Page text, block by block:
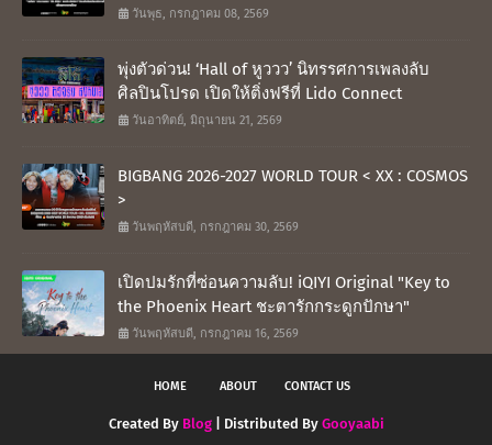
วันพุธ, กรกฎาคม 08, 2569
พุ่งตัวด่วน! ‘Hall of หูววว’ นิทรรศการเพลงลับ
ศิลปินโปรด เปิดให้ติ่งฟรีที่ Lido Connect
วันอาทิตย์, มิถุนายน 21, 2569
BIGBANG 2026-2027 WORLD TOUR < XX : COSMOS
>
วันพฤหัสบดี, กรกฎาคม 30, 2569
เปิดปมรักที่ซ่อนความลับ! iQIYI Original "Key to
the Phoenix Heart ชะตารักกระดูกปักษา"
วันพฤหัสบดี, กรกฎาคม 16, 2569
HOME ABOUT CONTACT US
Created By Blog| Distributed By Gooyaabi